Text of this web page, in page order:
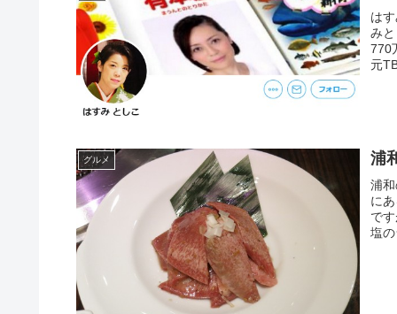
は
み
770
元
グルメ 浦
浦
に
で
塩